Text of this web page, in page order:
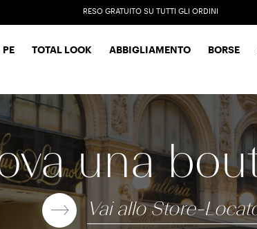
RESO GRATUITO SU TUTTI GLI ORDINI
EXTRA SALES: 50% OFF A NEW SELECTION
TOTAL LOOK ABBIGLIAMENTO BORSE
una
Vai allo Store-